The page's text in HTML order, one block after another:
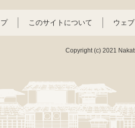
このサイトについて ウェ
Copyright (c) 2021